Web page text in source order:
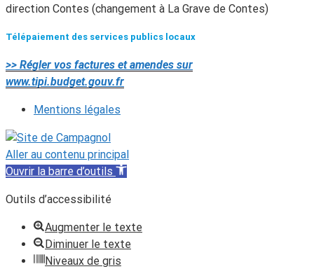
direction Contes (changement à La Grave de Contes)
Télépaiement des services publics locaux
>> Régler vos factures et amendes sur
www.tipi.budget.gouv.fr
Mentions légales
Aller au contenu principal
Ouvrir la barre d’outils
Outils d’accessibilité
Augmenter le texte
Diminuer le texte
Niveaux de gris